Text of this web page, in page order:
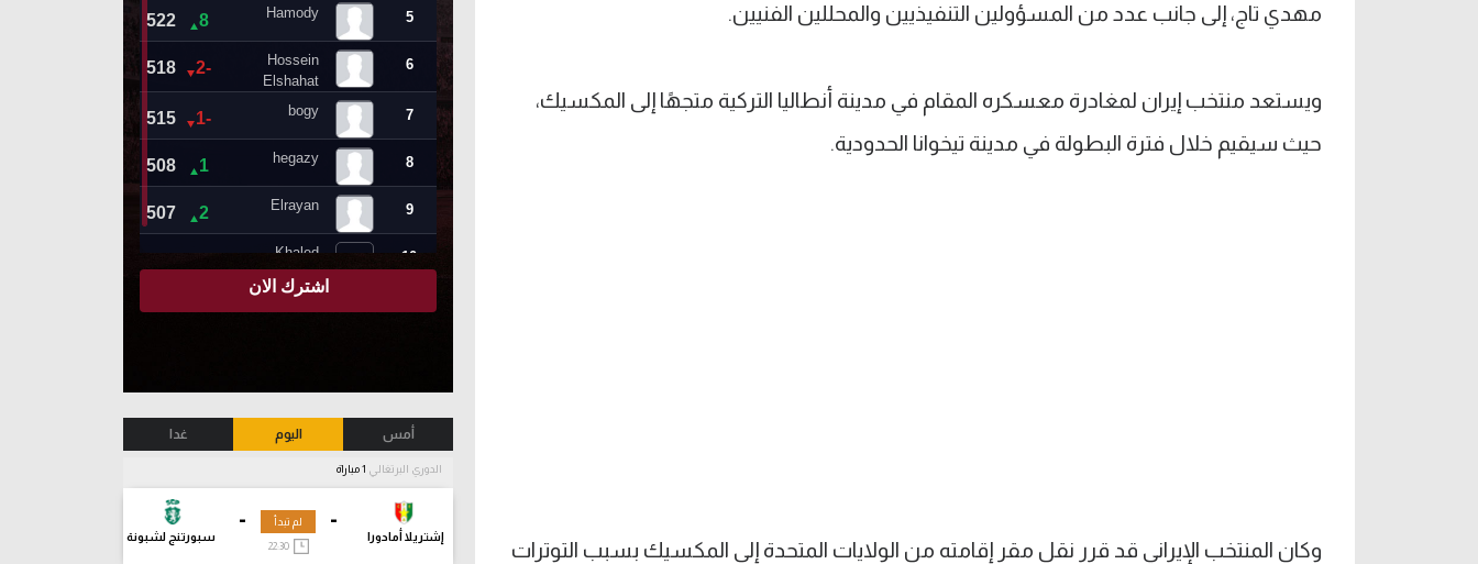
مهدي تاج، إلى جانب عدد من المسؤولين التنفيذيين والمحللين الفنيين.
ويستعد منتخب إيران لمغادرة معسكره المقام في مدينة أنطاليا التركية متجهًا إلى المكسيك،
حيث سيقيم خلال فترة البطولة في مدينة تيخوانا الحدودية.
وكان المنتخب الإيراني قد قرر نقل مقر إقامته من الولايات المتحدة إلى المكسيك بسبب التوترات
أمس اليوم غدا
الدوري البرتغالي
-
إشتريلا أمادورا
-
سبورتنج لشبونة
لم تبدأ
22:30